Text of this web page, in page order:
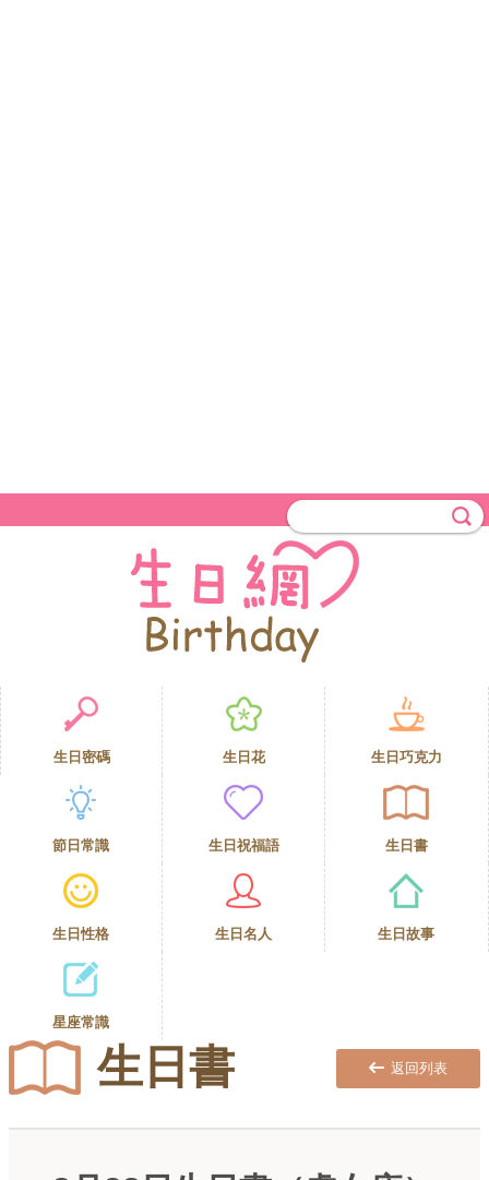
生日密碼 生日花 生日巧克力
節日常識 生日祝福語 生日書
生日性格 生日名人 生日故事
星座常識
生日書 返回列表